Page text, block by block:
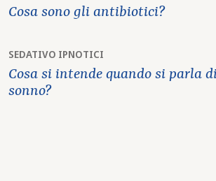
Cosa sono gli antibiotici?
SEDATIVO IPNOTICI
Cosa si intende quando si parla
sonno?